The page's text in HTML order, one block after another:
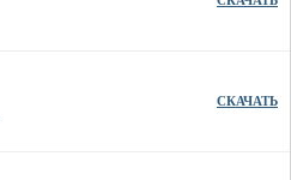
СКАЧАТЬ